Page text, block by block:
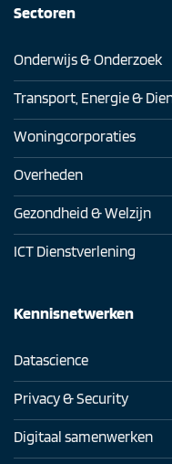
Sectoren
Onderwijs & Onderzoek
Transport, Energie &
Woningcorporaties
Overheden
Gezondheid & Welzijn
ICT Dienstverlening
Kennisnetwerken
Datascience
Privacy & Security
Digitaal samenwerken